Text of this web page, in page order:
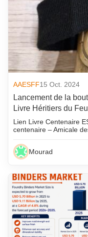
AAESFF15 Oct. 2024
Lancement de la
Livre Héritiers du
Lien Livre Centenaire
centenaire – Amicale
Mourad